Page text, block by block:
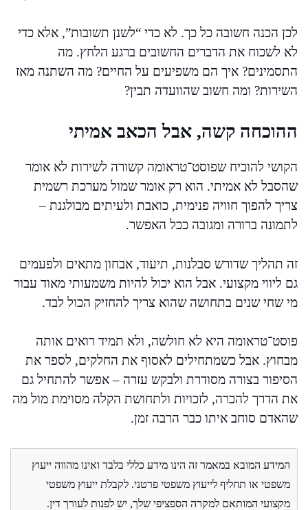
לכן הכנה חשובה כל כך. לא כדי “לשנן תשובות”, אלא כדי
לא לשכוח את הדברים החשובים ברגע הלחץ. מה
התסמינים? איך הם משפיעים על החיים? מה השתנה מאז
השירות? ומה חשוב שהוועדה תבין?
ההוכחה קשה, אבל הכאב אמיתי
הקושי להוכיח שפוסט־טראומה קשורה לשירות לא אומר
שהסבל לא אמיתי. הוא רק אומר שמול מערכת רשמית
צריך להפוך חוויה פנימית, כואבת ולעיתים מבולגנת –
לתמונה ברורה ומגובה ככל האפשר.
זה תהליך שדורש סבלנות, תיעוד, אבחון מתאים ולפעמים
גם ליווי מקצועי. אבל הוא יכול להיות משמעותי מאוד עבור
מי שחי שנים בתחושה שהוא צריך להחזיק הכול לבד.
פוסט־טראומה היא לא חולשה, ולא תמיד רואים אותה
מבחוץ. אבל כשמתחילים לאסוף את החלקים, לספר את
הסיפור בצורה מסודרת ולבקש עזרה – אפשר להתחיל גם
את הדרך להכרה, לזכויות ולתחושת הקלה מסוימת מול מה
שהאדם סוחב איתו כבר הרבה זמן.
המידע המובא במאמר זה הינו מידע כללי בלבד ואינו מהווה ייעוץ
משפטי או תחליף לייעוץ משפטי פרטני. לקבלת ייעוץ משפטי
מקצועי המותאם למקרה הספציפי שלך, יש לפנות לעורך דין.